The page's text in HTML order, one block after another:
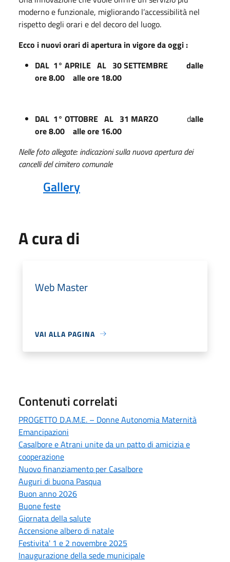
moderno e funzionale, migliorando l’accessibilità nel
rispetto degli orari e del decoro del luogo.
Ecco i nuovi orari di apertura in vigore da oggi :
DAL 1° APRILE AL 30 SETTEMBRE dalle
ore 8.00 alle ore 18.00
DAL 1° OTTOBRE AL 31 MARZO dalle
ore 8.00 alle ore 16.00
Nelle foto allegate: indicazioni sulla nuova apertura dei
cancelli del cimitero comunale
Gallery
A cura di
Web Master
VAI ALLA PAGINA
Contenuti correlati
PROGETTO D.A.M.E. – Donne Autonomia Maternità
Emancipazioni
Casalbore e Atrani unite da un patto di amicizia e
cooperazione
Nuovo finanziamento per Casalbore
Auguri di buona Pasqua
Buon anno 2026
Buone feste
Giornata della salute
Accensione albero di natale
Festivita' 1 e 2 novembre 2025
Inaugurazione della sede municipale